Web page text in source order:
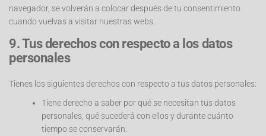
navegador, se volverán a colocar después de tu consentimiento
cuando vuelvas a visitar nuestras webs.
9. Tus derechos con respecto a los datos
personales
Tienes los siguientes derechos con respecto a tus datos personales:
Tiene derecho a saber por qué se necesitan tus datos
personales, qué sucederá con ellos y durante cuánto
tiempo se conservarán.